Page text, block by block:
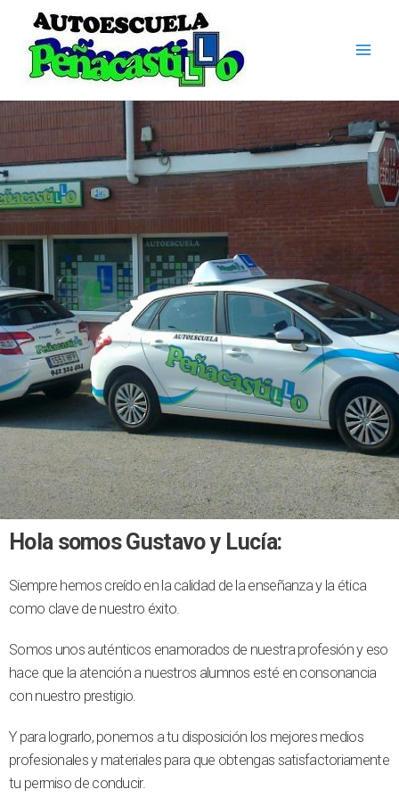
Hola somos Gustavo y Lucía:
Siempre hemos creído en la calidad de la enseñanza y la ética
como clave de nuestro éxito.
Somos unos auténticos enamorados de nuestra profesión y eso
hace que la atención a nuestros alumnos esté en consonancia
con nuestro prestigio.
Y para lograrlo, ponemos a tu disposición los mejores medios
profesionales y materiales para que obtengas satisfactoriamente
tu permiso de conducir.